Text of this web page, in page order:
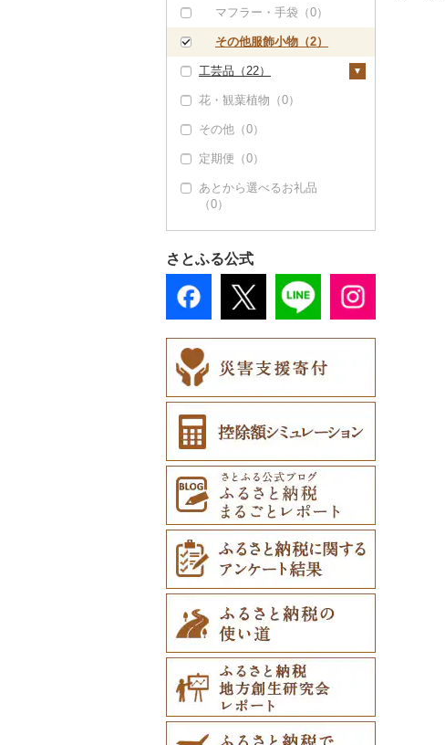
ペット用品（0）
防災グッズ（0）
その他雑貨（0）
マフラー・手袋（0）
その他服飾小物（2）
工芸品（22）
織物（0）
陶器・漆器（0）
その他装飾品・工芸品
数珠（0）
工芸品（0）
播州そろばん（0）
美濃和紙（0）
民芸品（22）
花・観葉植物（0）
その他（0）
定期便（0）
あとから選べるお礼品
（0）
さとふる公式